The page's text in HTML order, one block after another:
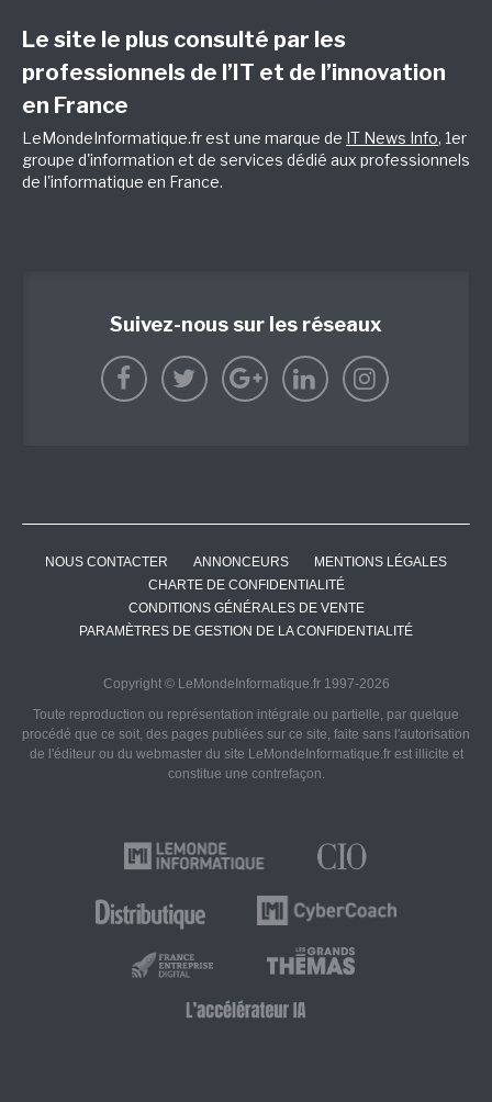
Le site le plus consulté par les
professionnels de l’IT et de l’innovation
en France
LeMondeInformatique.fr est une marque de IT News Info, 1er
groupe d'information et de services dédié aux professionnels
de l'informatique en France.
Suivez-nous sur les réseaux
NOUS CONTACTER ANNONCEURS
MENTIONS LÉGALES
CHARTE DE CONFIDENTIALITÉ
CONDITIONS GÉNÉRALES DE VENTE
PARAMÈTRES DE GESTION DE LA CONFIDENTIALITÉ
Copyright © LeMondeInformatique.fr 1997-2026
Toute reproduction ou représentation intégrale ou partielle, par quelque
procédé que ce soit, des pages publiées sur ce site, faite sans l'autorisation
de l'éditeur ou du webmaster du site LeMondeInformatique.fr est illicite et
constitue une contrefaçon.